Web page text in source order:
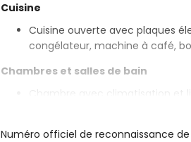
Cuisine
Cuisine ouverte avec plaques
congélateur, machine à café,
Chambres et salles de bain
Chambre avec climatisation et
Numéro officiel de reconnaissance